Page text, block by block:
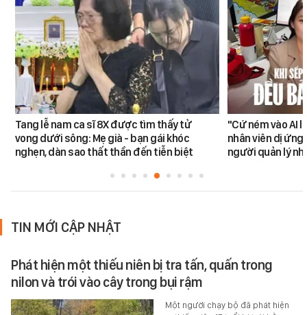
Tang lễ nam ca sĩ 8X được tìm thấy tử
vong dưới sông: Mẹ già - bạn gái khóc
nghẹn, dàn sao thất thần đến tiễn biệt
"Cứ ném vào AI
nhân viên dị ứng
người quản lý
TIN MỚI CẬP NHẬT
Phát hiện một thiếu niên bị tra tấn, quấn trong
nilon và trói vào cây trong bụi rậm
Một người chạy bộ đã phát hiện